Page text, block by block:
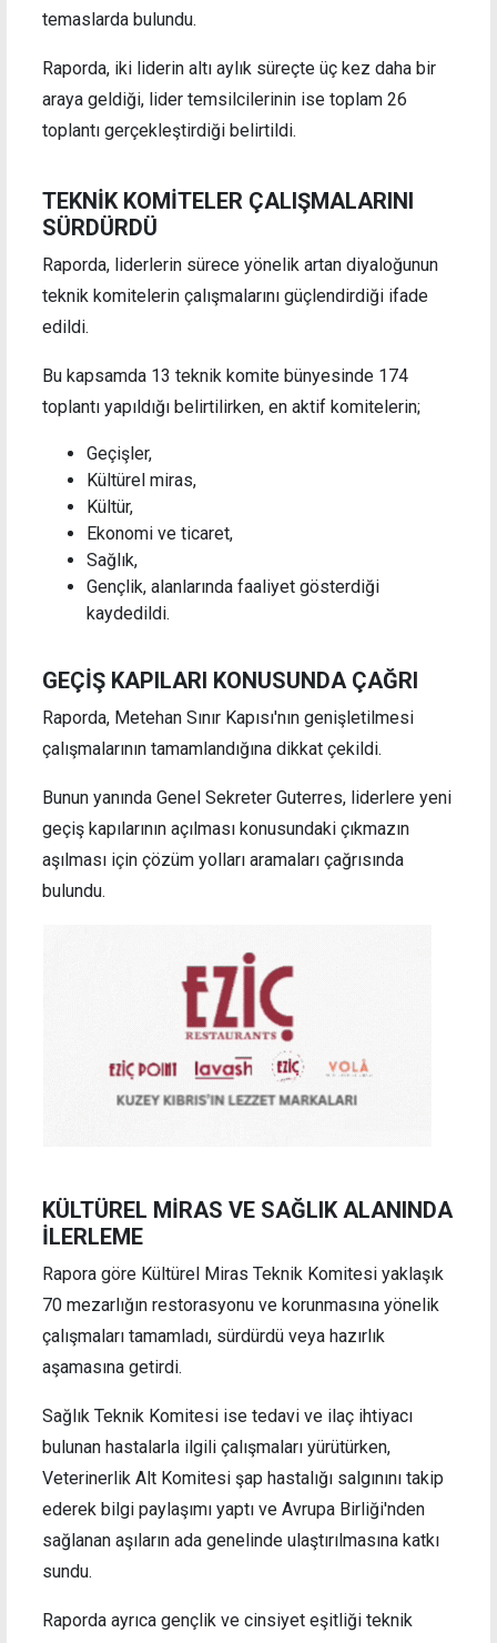
temaslarda bulundu.
Raporda, iki liderin altı aylık süreçte üç kez daha bir
araya geldiği, lider temsilcilerinin ise toplam 26
toplantı gerçekleştirdiği belirtildi.
TEKNİK KOMİTELER ÇALIŞMALARINI
SÜRDÜRDÜ
Raporda, liderlerin sürece yönelik artan diyaloğunun
teknik komitelerin çalışmalarını güçlendirdiği ifade
edildi.
Bu kapsamda 13 teknik komite bünyesinde 174
toplantı yapıldığı belirtilirken, en aktif komitelerin;
Geçişler,
Kültürel miras,
Kültür,
Ekonomi ve ticaret,
Sağlık,
Gençlik, alanlarında faaliyet gösterdiği
kaydedildi.
GEÇİŞ KAPILARI KONUSUNDA ÇAĞRI
Raporda, Metehan Sınır Kapısı'nın genişletilmesi
çalışmalarının tamamlandığına dikkat çekildi.
Bunun yanında Genel Sekreter Guterres, liderlere yeni
geçiş kapılarının açılması konusundaki çıkmazın
aşılması için çözüm yolları aramaları çağrısında
bulundu.
KÜLTÜREL MİRAS VE SAĞLIK ALANINDA
İLERLEME
Rapora göre Kültürel Miras Teknik Komitesi yaklaşık
70 mezarlığın restorasyonu ve korunmasına yönelik
çalışmaları tamamladı, sürdürdü veya hazırlık
aşamasına getirdi.
Sağlık Teknik Komitesi ise tedavi ve ilaç ihtiyacı
bulunan hastalarla ilgili çalışmaları yürütürken,
Veterinerlik Alt Komitesi şap hastalığı salgınını takip
ederek bilgi paylaşımı yaptı ve Avrupa Birliği'nden
sağlanan aşıların ada genelinde ulaştırılmasına katkı
sundu.
Raporda ayrıca gençlik ve cinsiyet eşitliği teknik